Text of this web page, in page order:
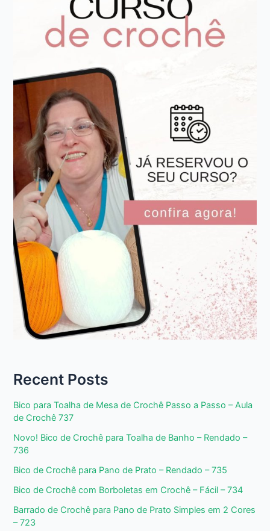
Recent Posts
Bico para Toalha de Mesa de Crochê Passo a Passo – Aula
de Crochê 737
Novo! Bico de Crochê para Toalha de Banho – Rendado –
736
Bico de Crochê para Pano de Prato – Rendado – 735
Bico de Crochê com Borboletas em Crochê – Fácil – 734
Barrado de Crochê para Pano de Prato Simples em 2 Cores
– 723